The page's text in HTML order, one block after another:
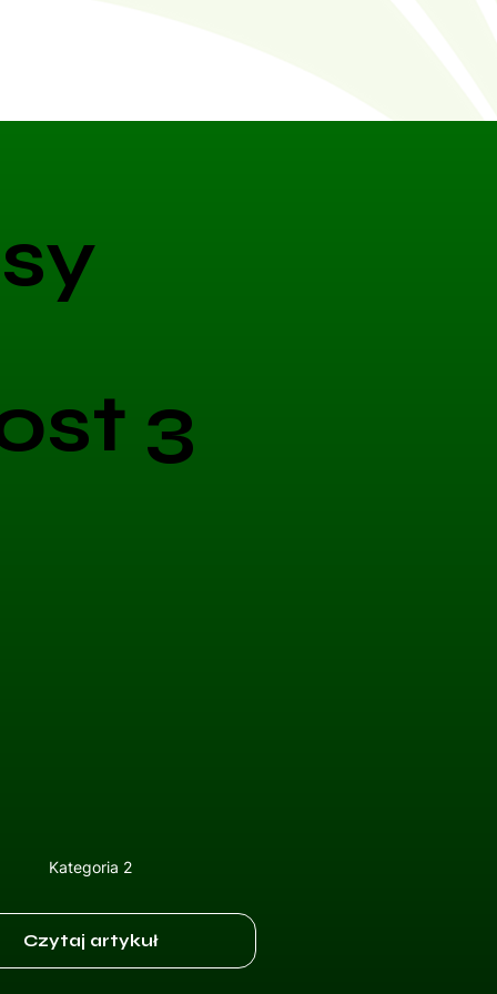
3
Kategoria 2
Czytaj artykuł